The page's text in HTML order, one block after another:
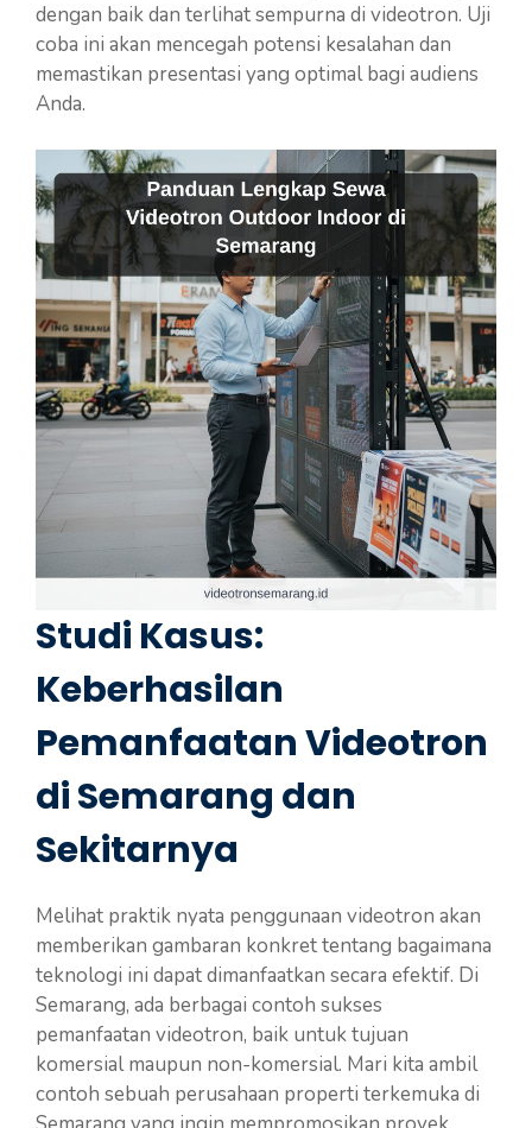
dengan baik dan terlihat sempurna di videotron. Uji
coba ini akan mencegah potensi kesalahan dan
memastikan presentasi yang optimal bagi audiens
Anda.
Studi Kasus:
Keberhasilan
Pemanfaatan Videotron
di Semarang dan
Sekitarnya
Melihat praktik nyata penggunaan videotron akan
memberikan gambaran konkret tentang bagaimana
teknologi ini dapat dimanfaatkan secara efektif. Di
Semarang, ada berbagai contoh sukses
pemanfaatan videotron, baik untuk tujuan
komersial maupun non-komersial. Mari kita ambil
contoh sebuah perusahaan properti terkemuka di